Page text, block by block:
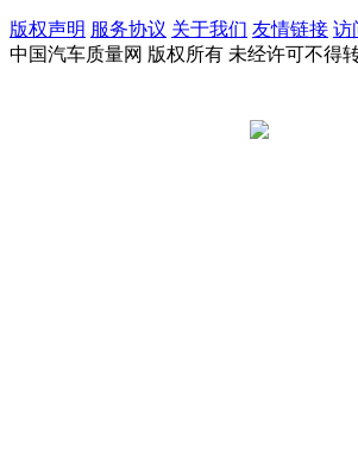
版权声明 服务协议 关于我们 友情链接 访
中国汽车质量网 版权所有 未经许可不得